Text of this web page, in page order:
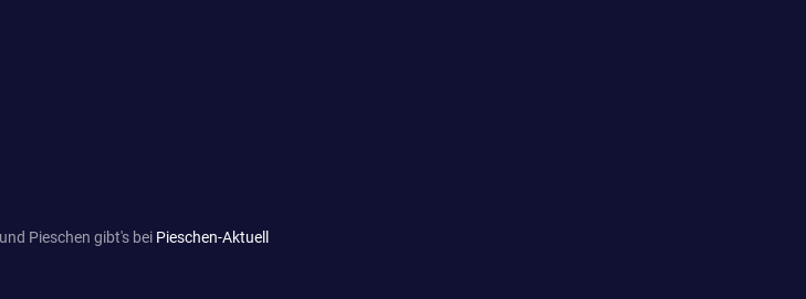
Pieschen gibt's bei Pieschen-Aktuell